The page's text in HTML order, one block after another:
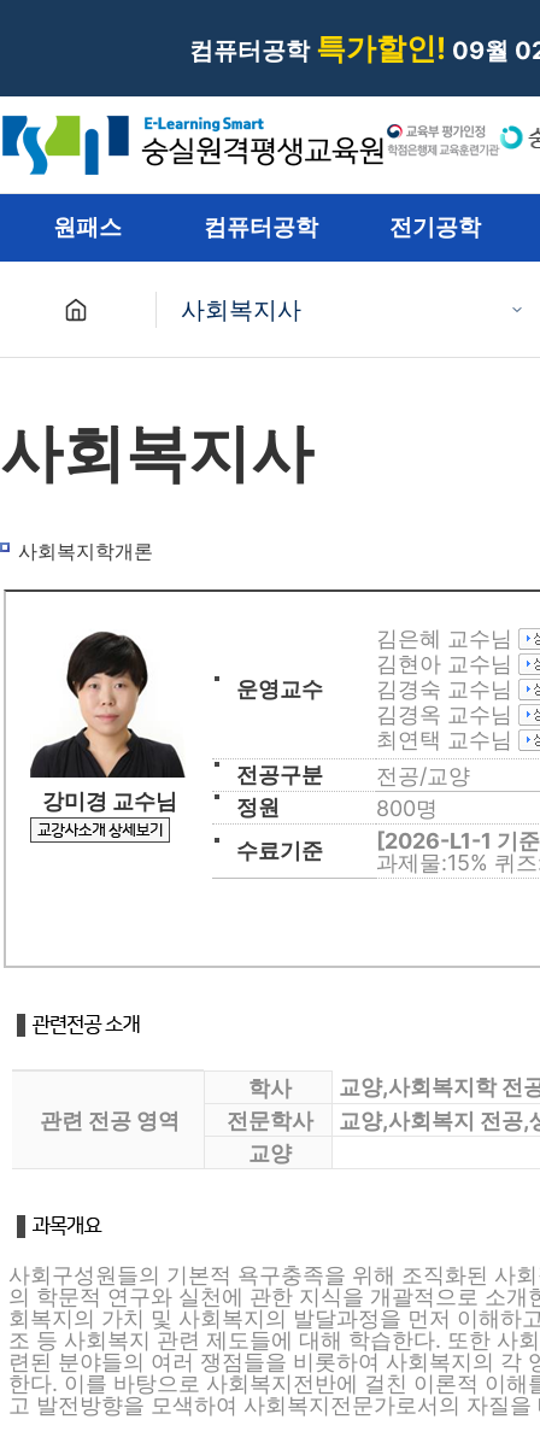
컴퓨터공학 특가할인! 09월
원패스 컴퓨터공학 전기공학
사회복지사
컴퓨터공학
전기공학
수강신청
교육원 소개
사회복지사
사회복지학개론
강미경 교수님
운영교수
김은혜 교수님
김현아 교수님
김경숙 교수님
김경옥 교수님
최연택 교수님
전공구분
전공/교양
정원
800명
수료기준
[2026-L1-1 기
과제물:15% 퀴
관련 전공 영역
학사
교양,사회복지학 전
전문학사
교양,사회복지 전공,
교양
사회구성원들의 기본적 욕구충족을 위해 조직화된 사
의 학문적 연구와 실천에 관한 지식을 개괄적으로 소
회복지의 가치 및 사회복지의 발달과정을 먼저 이해하
조 등 사회복지 관련 제도들에 대해 학습한다. 또한 사
련된 분야들의 여러 쟁점들을 비롯하여 사회복지의 각
한다. 이를 바탕으로 사회복지전반에 걸친 이론적 이
고 발전방향을 모색하여 사회복지전문가로서의 자질을